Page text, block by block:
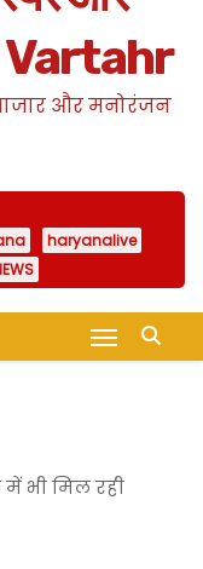
Vartahr
और मनोरंजन
haryanalive
भी मिल रही